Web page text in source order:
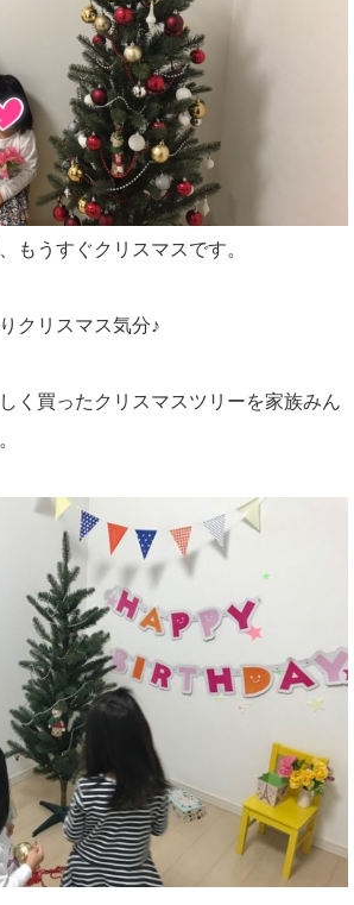
もうすぐクリスマスです。
クリスマス気分♪
く買ったクリスマスツリーを家族みん